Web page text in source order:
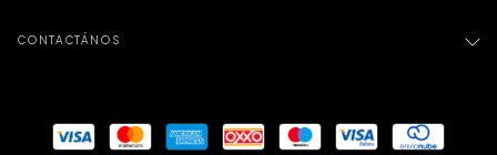
CONTACTÁNOS